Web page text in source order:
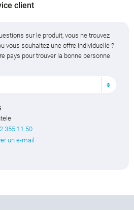
client
sur le produit, vous ne trouvez
vous souhaitez une offre individuelle ?
pays pour trouver la bonne personne
355 11 50
un e-mail